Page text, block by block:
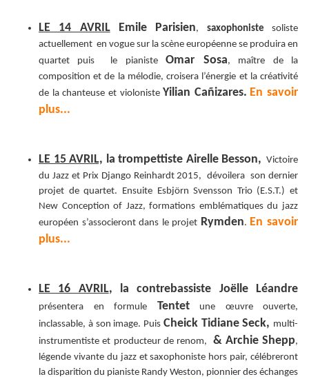
LE 14 AVRILEmile Parisien, saxophoniste soliste
actuellement en vogue sur la scène européenne se produira en
quartet puis le pianisteOmar Sosa, maître de la
composition et de la mélodie, croisera l’énergie et la créativité
de la chanteuse et violoniste Yilian Cañizares. En savoir
plus...
LE 15 AVRIL, la trompettiste Airelle Besson, Victoire
du Jazz et Prix Django Reinhardt 2015, dévoilera son dernier
projet de quartet. Ensuite Esbjörn Svensson Trio (E.S.T.) et
New Conception of Jazz, formations emblématiques du jazz
européen s’associeront dans le projet Rymden. En savoir
plus...
LE 16 AVRIL, la contrebassiste Joëlle Léandre
présentera en formule Tentetune œuvre ouverte,
inclassable, à son image. Puis Cheick Tidiane Seck, multi-
instrumentiste et producteur de renom, & Archie Shepp,
légende vivante du jazz et saxophoniste hors pair, célébreront
la disparition du pianiste Randy Weston, pionnier des échanges